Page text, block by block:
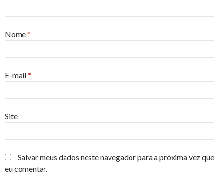
Nome*
E-mail*
Site
Salvar meus dados neste navegador para a próxima vez que
eu comentar.